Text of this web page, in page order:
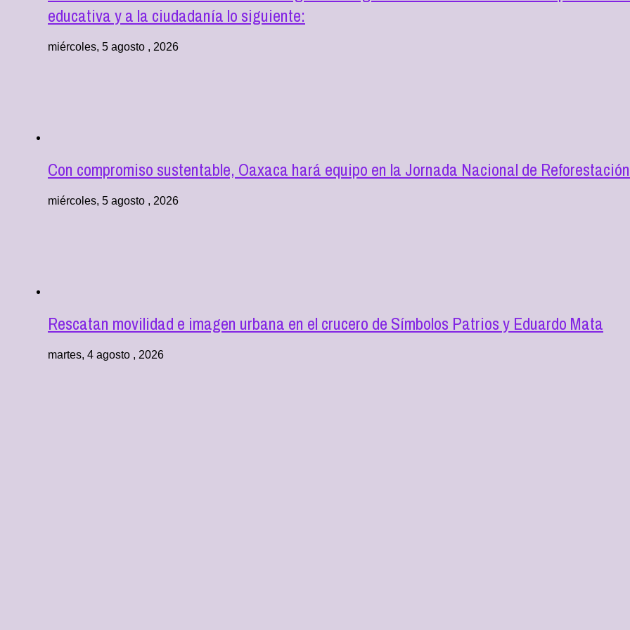
educativa y a la ciudadanía lo siguiente:
miércoles, 5 agosto , 2026
Con compromiso sustentable, Oaxaca hará equipo en la Jornada Nacional de
miércoles, 5 agosto , 2026
Rescatan movilidad e imagen urbana en el crucero de Símbolos Patrios y Eduardo Mata
martes, 4 agosto , 2026